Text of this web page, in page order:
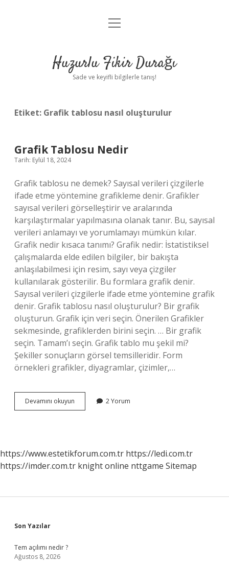
Anasayfa
Yasal Uyarı
menüyü
Huzurlu Fikir Durağı
Sade ve keyifli bilgilerle tanış!
Etiket: Grafik tablosu nasıl oluşturulur
Grafik Tablosu Nedir
Tarih: Eylül 18, 2024
Grafik tablosu ne demek? Sayısal verileri çizgilerle
ifade etme yöntemine grafikleme denir. Grafikler
sayısal verileri görselleştirir ve aralarında
karşılaştırmalar yapılmasına olanak tanır. Bu, sayısal
verileri anlamayı ve yorumlamayı mümkün kılar.
Grafik nedir kısaca tanımı? Grafik nedir: İstatistiksel
çalışmalarda elde edilen bilgiler, bir bakışta
anlaşılabilmesi için resim, sayı veya çizgiler
kullanılarak gösterilir. Bu formlara grafik denir.
Sayısal verileri çizgilerle ifade etme yöntemine grafik
denir. Grafik tablosu nasıl oluşturulur? Bir grafik
oluşturun. Grafik için veri seçin. Önerilen Grafikler
sekmesinde, grafiklerden birini seçin. … Bir grafik
seçin. Tamam’ı seçin. Grafik tablo mu şekil mi?
Şekiller sonuçların görsel temsilleridir. Form
örnekleri grafikler, diyagramlar, çizimler,…
Devamını okuyun
Tablosu
2 Yorum
https://www.estetikforum.com.tr https://ledi.com.tr
https://imder.com.tr knight online nttgame Sitemap
Sidebar
Son Yazılar
Tem açılımı nedir ?
Ağustos 8, 2026